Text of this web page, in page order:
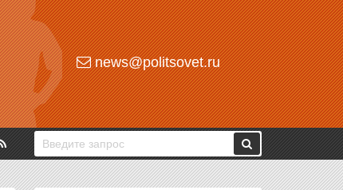
news@politsovet.ru